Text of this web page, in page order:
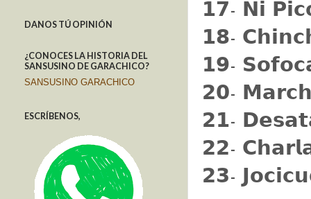
𝟭𝟳- 𝗡𝗶
𝟭𝟴-
𝟭𝟵-
𝟮𝟬-
𝟮𝟭-
𝟮𝟮-
𝟮𝟯-
DANOS TÚ OPINIÓN
¿CONOCES LA HISTORIA DEL
SANSUSINO DE GARACHICO?
SANSUSINO GARACHICO
ESCRÍBENOS,